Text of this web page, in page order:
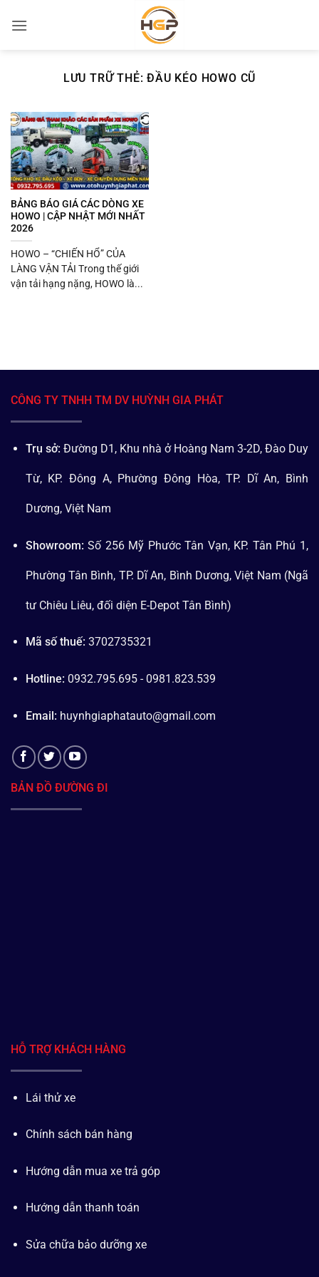
qua
LƯU TRỮ THẺ:ĐẦU KÉO HOWO CŨ
BẢNG BÁO GIÁ CÁC DÒNG XE
HOWO | CẬP NHẬT MỚI NHẤT
2026
HOWO – “CHIẾN HỔ” CỦA
LÀNG VẬN TẢI Trong thế giới
vận tải hạng nặng, HOWO là...
CÔNG TY TNHH TM DV HUỲNH GIA PHÁT
Trụ sở: Đường D1, Khu nhà ở Hoàng Nam 3-2D, Đào Duy
Từ, KP. Đông A, Phường Đông Hòa, TP. Dĩ An, Bình
Dương, Việt Nam
Showroom: Số 256 Mỹ Phước Tân Vạn, KP. Tân Phú 1,
Phường Tân Bình, TP. Dĩ An, Bình Dương, Việt Nam (Ngã
tư Chiêu Liêu, đối diện E-Depot Tân Bình)
Mã số thuế: 3702735321
Hotline: 0932.795.695 - 0981.823.539
Email: huynhgiaphatauto@gmail.com
BẢN ĐỒ ĐƯỜNG ĐI
HỖ TRỢ KHÁCH HÀNG
Lái thử xe
Chính sách bán hàng
Hướng dẫn mua xe trả góp
Hướng dẫn thanh toán
Sửa chữa bảo dưỡng xe